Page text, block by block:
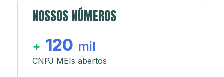
NOSSOS NÚMEROS
+ 120 mil
CNPJ MEIs abertos